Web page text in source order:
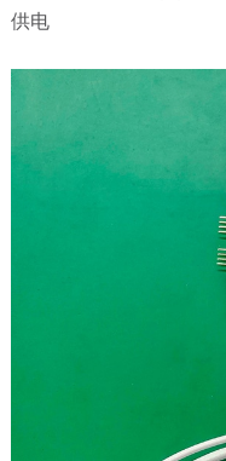
供电